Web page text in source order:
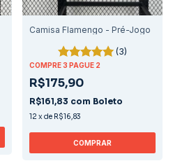
Camisa Flamengo - Pré-Jogo
(3)
COMPRE 3 PAGUE 2
R$175,90
R$161,83 com Boleto
12 xde R$16,83
COMPRAR